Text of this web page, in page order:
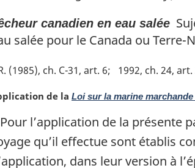
canadien en eau salée
salée pour le Canada ou Terre-
(1985), ch. C-31, art. 6 1992, ch. 24, art.
de la Loi sur la marine marchande
Pour l’application de la présente
qu’il effectue sont établis
dans leur version à